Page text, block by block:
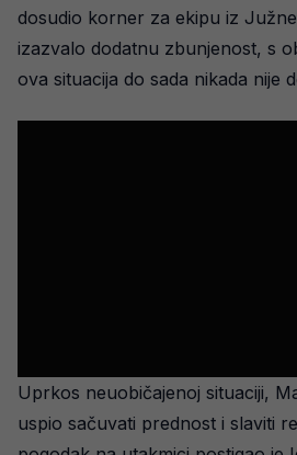
dosudio korner za ekipu iz
izazvalo dodatnu zbunjenost, s
ova situacija do sada nikada nije
Uprkos neuobičajenoj situaciji,
uspio sačuvati prednost i slaviti